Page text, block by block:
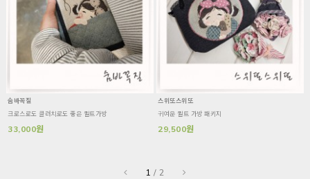
숨바꼭질
크로스로도 클러치로도 좋은 퀼트가방
33,000원
스위또스위또
귀여운 퀼트 가방 패키지
29,500원
1 / 2